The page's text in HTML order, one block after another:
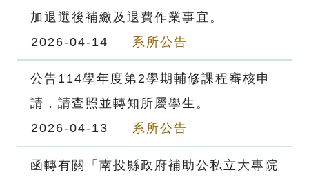
加退選後補繳及退費作業事宜。
系所公告
2026-04-14
公告114學年度第2學期輔修課程審核申
請，請查照並轉知所屬學生。
系所公告
2026-04-13
函轉有關「南投縣政府補助公私立大專院